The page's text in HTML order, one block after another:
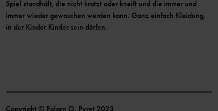
Spiel standhält, die nicht kratzt oder kneift und die immer und
immer wieder gewaschen werden kann. Ganz einfach Kleidung,
in der Kinder Kinder sein dürfen.
Copyright © Polarn O. Pyret 2023